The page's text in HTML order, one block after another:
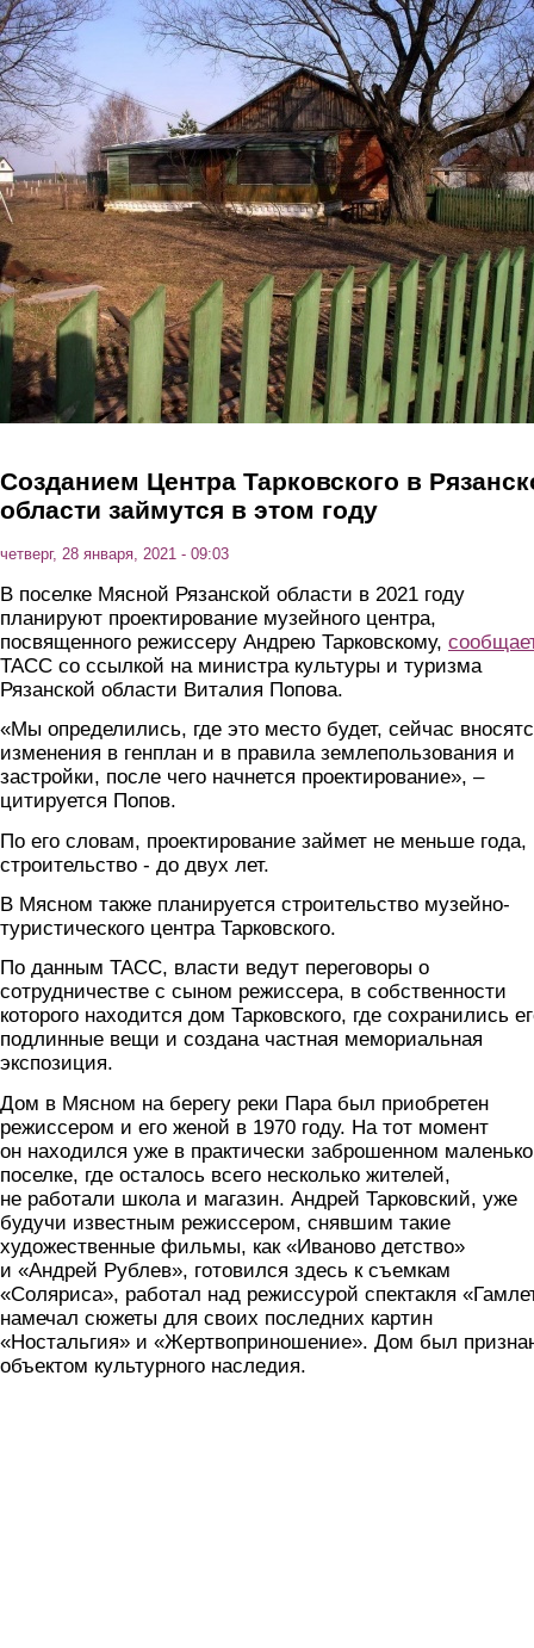
Перейти к основному содержанию
Созданием Центра Тарковского в
области займутся в этом году
четверг, 28 января, 2021 - 09:03
В поселке Мясной Рязанской области в 2021 году
планируют проектирование музейного центра,
посвященного режиссеру Андрею Тарковскому,
ТАСС со ссылкой на министра культуры и туризма
Рязанской области Виталия Попова.
«Мы определились, где это место будет, сейчас
изменения в генплан и в правила землепользования и
застройки, после чего начнется проектирование», –
цитируется Попов.
По его словам, проектирование займет не меньше года,
строительство - до двух лет.
В Мясном также планируется строительство музейно-
туристического центра Тарковского.
По данным ТАСС, власти ведут переговоры о
сотрудничестве с сыном режиссера, в собственности
которого находится дом Тарковского, где сохранились
подлинные вещи и создана частная мемориальная
экспозиция.
Дом в Мясном на берегу реки Пара был приобретен
режиссером и его женой в 1970 году. На тот момент
он находился уже в практически заброшенном
поселке, где осталось всего несколько жителей,
не работали школа и магазин. Андрей Тарковский, уже
будучи известным режиссером, снявшим такие
художественные фильмы, как «Иваново детство»
и «Андрей Рублев», готовился здесь к съемкам
«Соляриса», работал над режиссурой спектакля
намечал сюжеты для своих последних картин
«Ностальгия» и «Жертвоприношение». Дом был
объектом культурного наследия.